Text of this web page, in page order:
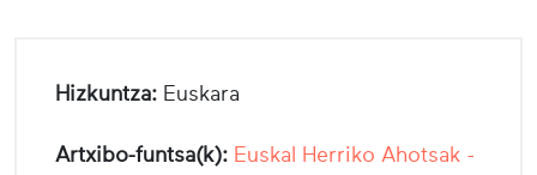
Hizkuntza: Euskara
Artxibo-funtsa(k): Euskal Herriko Ahotsak -